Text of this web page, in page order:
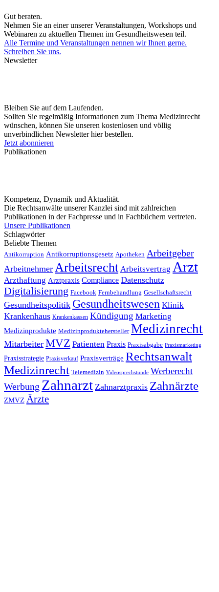
Gut beraten.
Nehmen Sie an einer unserer Veranstaltungen, Workshops und
Webinaren zu aktuellen Themen im Gesundheitswesen teil.
Alle Termine und Veranstaltungen nennen wir Ihnen gerne.
Schreiben Sie uns.
Newsletter
Bleiben Sie auf dem Laufenden.
Sollten Sie regelmäßig Informationen zum Thema Medizinrecht
wünschen, können Sie unseren kostenlosen und völlig
unverbindlichen Newsletter hier bestellen.
Jetzt abonnieren
Publikationen
Kompetenz, Dynamik und Aktualität.
Die Rechtsanwälte unserer Kanzlei sind mit zahlreichen
Publikationen in der Fachpresse und in Fachbüchern vertreten.
Unsere Publikationen
Schlagwörter
Beliebte Themen
Antikorruption Antikorruptionsgesetz Apotheken Arbeitgeber
Arbeitnehmer Arbeitsrecht Arbeitsvertrag Arzt
Arzthaftung Arztpraxis Compliance Datenschutz
Digitalisierung Facebook Fernbehandlung Gesellschaftsrecht
Gesundheitspolitik Gesundheitswesen Klinik
Krankenhaus Krankenkassen Kündigung Marketing
Medizinprodukte Medizinproduktehersteller Medizinrecht
Mitarbeiter MVZ Patienten Praxis Praxisabgabe Praxismarketing
Praxisstrategie Praxisverkauf Praxisverträge Rechtsanwalt
Medizinrecht Telemedizin Videosprechstunde Werberecht
Werbung Zahnarzt Zahnarztpraxis Zahnärzte
ZMVZ Ärzte